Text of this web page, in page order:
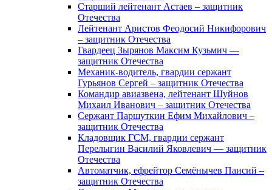
Старший лейтенант Астаев – защитник
Отечества
Лейтенант Аристов Феодосий Никифорович
– защитник Отечества
Гвардеец Зырянов Максим Кузьмич —
защитник Отечества
Механик-водитель, гвардии сержант
Гурьянов Сергей – защитник Отечества
Командир авиазвена, лейтенант Шуйнов
Михаил Иванович – защитник Отечества
Сержант Паршуткин Ефим Михайлович –
защитник Отечества
Кладовщик ГСМ, гвардии сержант
Перелыгин Василий Яковлевич — защитник
Отечества
Автоматчик, ефрейтор Семёнычев Паисий –
защитник Отечества